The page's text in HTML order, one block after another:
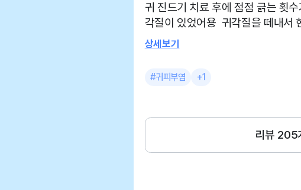
귀 진드기 치료 후에 점점 긁는 횟
각질이 있었어용 귀각질을 떼내서
팡이와 세균이 있다고 말씀해주셨
셨어용 쾌적하고 관리가 잘되어있었어용 설명도 너무 잘해주
상세보기
#귀피부염 +1
리뷰 205